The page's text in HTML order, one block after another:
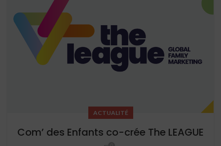
ACTUALITÉ
Com’ des Enfants co-crée The LEAGUE